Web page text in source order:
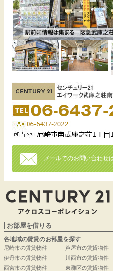
メールでのお問い合わせ
お部屋を借りる
各地域の賃貸のお部屋を探す
尼崎市の賃貸物件
伊丹市の賃貸物件
西宮市の賃貸物件
芦屋市の賃貸物件
川西市の賃貸物件
東灘区の賃貸物件